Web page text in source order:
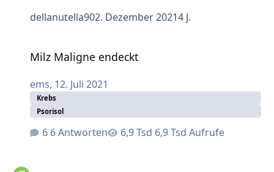
dellanutella902. Dezember 20214 J.
Milz Maligne endeckt
ems, 12. Juli 2021
Krebs
Psorisol
6 Antworten 6,9 Tsd Aufrufe